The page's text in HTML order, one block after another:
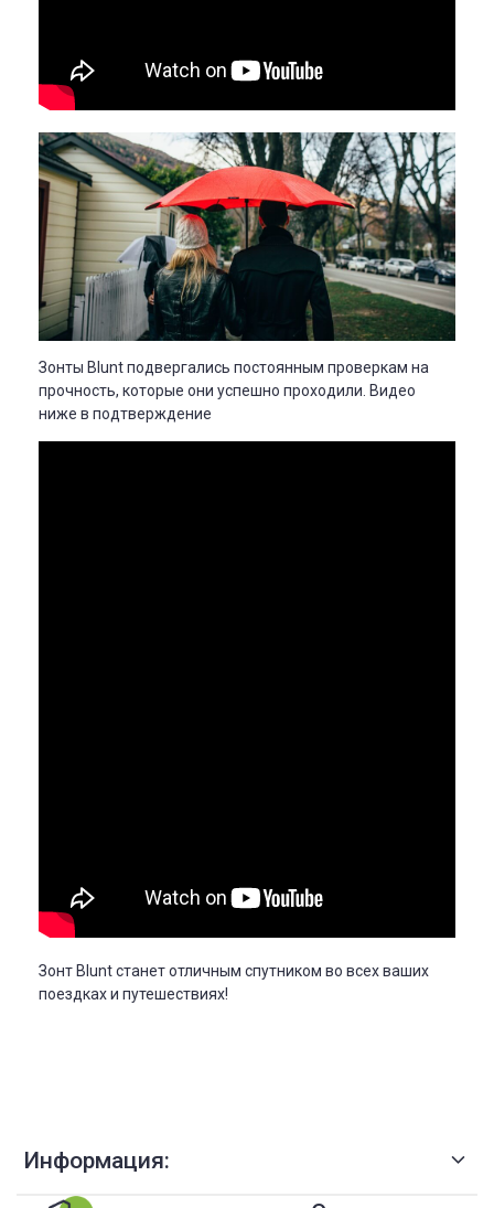
Зонты Blunt подвергались постоянным проверкам на
прочность, которые они успешно проходили. Видео
ниже в подтверждение
Зонт Blunt станет отличным спутником во всех ваших
поездках и путешествиях!
Информация: